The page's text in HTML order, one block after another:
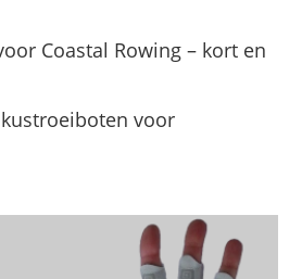
Coastal Rowing – kort en
voor